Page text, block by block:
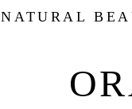
NATURAL